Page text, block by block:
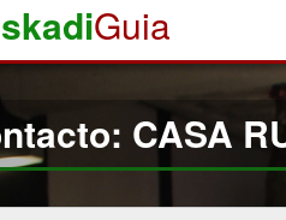
Guia
CASA